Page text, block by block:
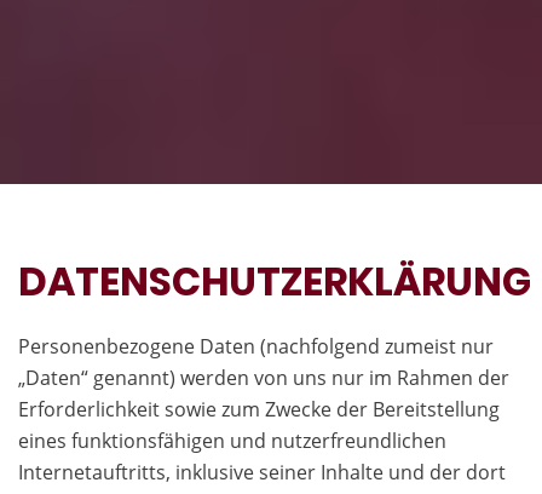
DATENSCHUTZERKLÄRUNG
Personenbezogene Daten (nachfolgend zumeist nur
„Daten“ genannt) werden von uns nur im Rahmen der
Erforderlichkeit sowie zum Zwecke der Bereitstellung
eines funktionsfähigen und nutzerfreundlichen
Internetauftritts, inklusive seiner Inhalte und der dort